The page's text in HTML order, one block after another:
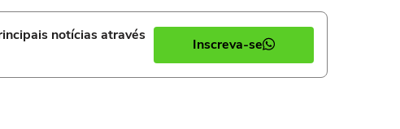
notícias através
Inscreva-se